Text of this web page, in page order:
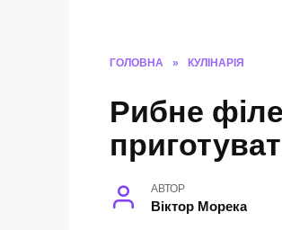
ГОЛОВНА » КУЛІНАРІЯ
Рибне
АВТОР
Віктор Морека